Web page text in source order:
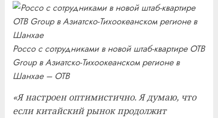
Россо с сотрудниками в новой штаб-квартире OTB
Group в Азиатско-Тихоокеанском регионе в
Шанхае – OTB
«Я настроен оптимистично. Я думаю, что
если китайский рынок продолжит